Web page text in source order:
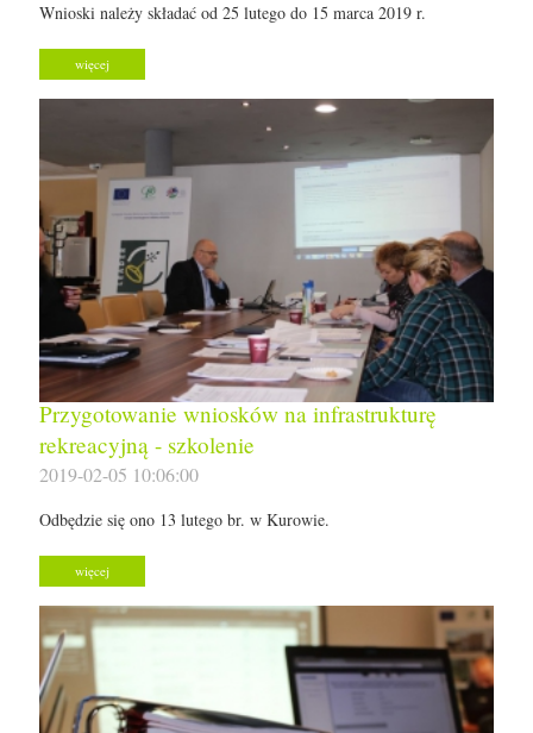
Wnioski należy składać od 25 lutego do 15 marca 2019 r.
więcej
Przygotowanie wniosków na infrastrukturę
rekreacyjną - szkolenie
2019-02-05 10:06:00
Odbędzie się ono 13 lutego br. w Kurowie.
więcej